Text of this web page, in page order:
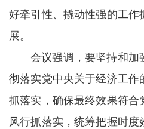
好牵引性、撬动性强的工
展。
会议强调，要坚持和加
彻落实党中央关于经济工作
抓落实，确保最终效果符
风行抓落实，统筹把握时度